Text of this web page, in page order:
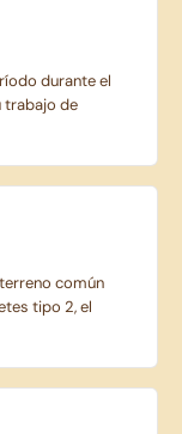
durante el
trabajo de
común
tipo 2, el